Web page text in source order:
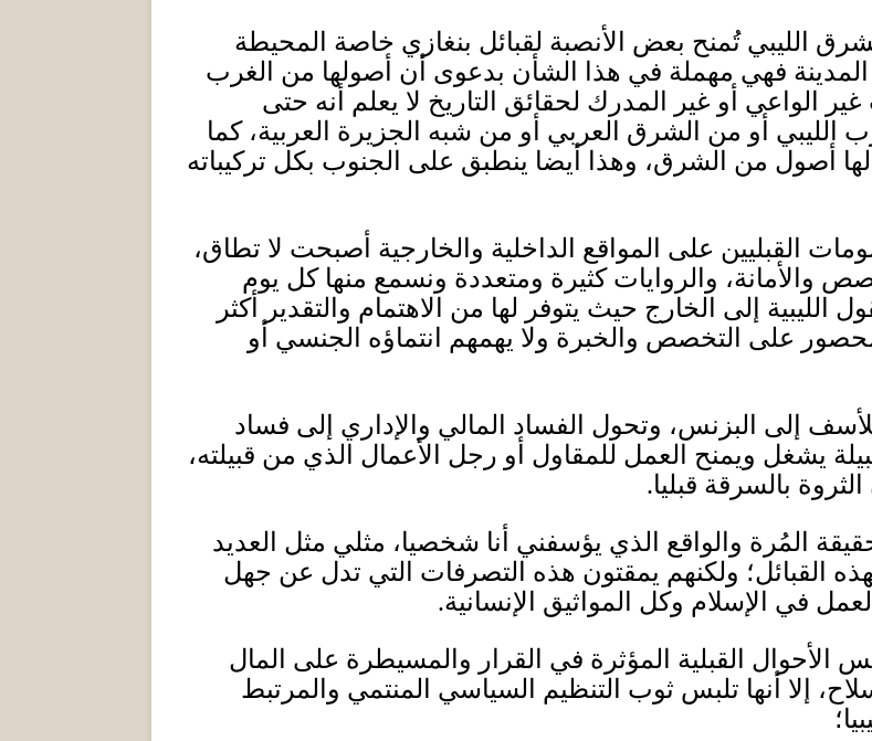
الليبي تُمنح بعض الأنصبة لقبائل بنغازي خاصة المحيطة
المدينة فهي مهملة في هذا الشأن بدعوى أن أصولها من الغرب
غير الواعي أو غير المدرك لحقائق التاريخ لا يعلم أنه حتى
الليبي أو من الشرق العربي أو من شبه الجزيرة العربية، كما
لها أصول من الشرق، وهذا أيضا ينطبق على الجنوب بكل تركيباته
القبليين على المواقع الداخلية والخارجية أصبحت لا تطاق،
والأمانة، والروايات كثيرة ومتعددة ونسمع منها كل يوم
الليبية إلى الخارج حيث يتوفر لها من الاهتمام والتقدير أكثر
على التخصص والخبرة ولا يهمهم انتماؤه الجنسي أو
إلى البزنس، وتحول الفساد المالي والإداري إلى فساد
يشغل ويمنح العمل للمقاول أو رجل الأعمال الذي من قبيلته،
بالسرقة قبليا.
المُرة والواقع الذي يؤسفني أنا شخصيا، مثلي مثل العديد
القبائل؛ ولكنهم يمقتون هذه التصرفات التي تدل عن جهل
في الإسلام وكل المواثيق الإنسانية.
الأحوال القبلية المؤثرة في القرار والمسيطرة على المال
إلا أنها تلبس ثوب التنظيم السياسي المنتمي والمرتبط